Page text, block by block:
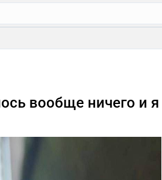
вообще ничего и я